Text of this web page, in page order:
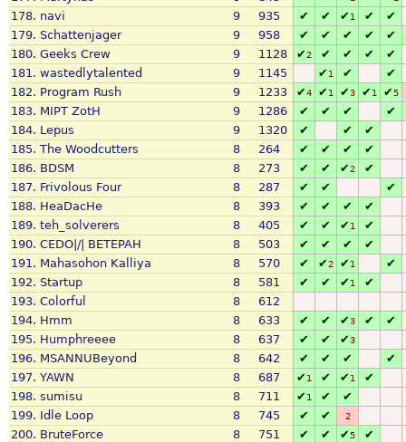
178. navi 9 935 ✔ ✔ ✔1 ✔
✔
179. Schattenjager 9 958 ✔ ✔ ✔ ✔
✔
180. Geeks Crew 9 1128 ✔2 ✔ ✔ ✔
✔
181. wastedlytalented 9 1145 ✔1 ✔
✔
182. Program Rush 9 1233 ✔4 ✔1 ✔3 ✔1 ✔5
183. MIPT ZotH 9 1286 ✔ ✔ ✔
✔
184. Lepus 9 1320 ✔ ✔
✔
185. The Woodcutters 8 264 ✔ ✔ ✔
✔
186. BDSM 8 273 ✔ ✔ ✔2
✔
187. Frivolous Four 8 287 ✔ ✔
✔
188. HeaDacHe 8 393 ✔ ✔ ✔
✔
189. teh_solverers 8 405 ✔ ✔ ✔1
✔
190. CEDO|/| BETEPAH 8 503 ✔ ✔ ✔
✔
191. Mahasohon Kalliya 8 570 ✔ ✔2 ✔1
✔
192. Startup 8 581 ✔ ✔ ✔1
✔
193. Colorful 8
612
194. Hmm 8 633 ✔ ✔ ✔3 ✔
✔
195. Humphreeee 8 637 ✔ ✔ ✔3
196. MSANNUBeyond 8 642 ✔ ✔ ✔
✔
197. YAWN 8 687 ✔1 ✔ ✔1
✔
198. sumisu 8 711 ✔1 ✔
✔
199. Idle Loop 8 745 ✔ ✔ 2
200. BruteForce 8 751 ✔ ✔ ✔5
✔